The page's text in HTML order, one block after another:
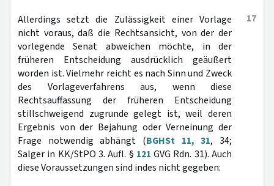
17
Allerdings setzt die Zulässigkeit einer Vorlage
nicht voraus, daß die Rechtsansicht, von der der
vorlegende Senat abweichen möchte, in der
früheren Entscheidung ausdrücklich geäußert
worden ist. Vielmehr reicht es nach Sinn und Zweck
des Vorlageverfahrens aus, wenn diese
Rechtsauffassung der früheren Entscheidung
stillschweigend zugrunde gelegt ist, weil deren
Ergebnis von der Bejahung oder Verneinung der
Frage notwendig abhängt (BGHSt 11, 31, 34;
Salger in KK/StPO 3. Aufl. § 121 GVG Rdn. 31). Auch
diese Voraussetzungen sind indes nicht gegeben: